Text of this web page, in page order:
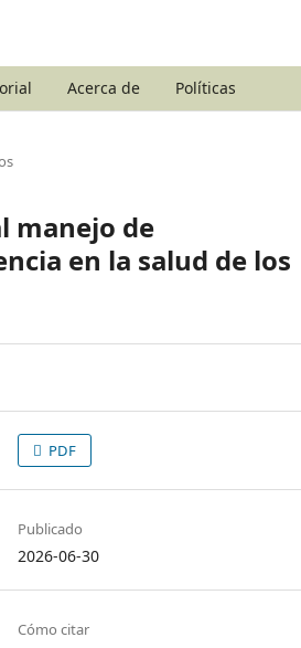
Acerca de Políticas
manejo de
en la salud de los
PDF
Publicado
2026-06-30
Cómo citar